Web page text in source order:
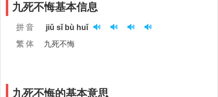
九死不悔基本信息
拼 音
jiǔ sǐ bù huǐ
繁 体
九死不悔
九死不悔的基本意思